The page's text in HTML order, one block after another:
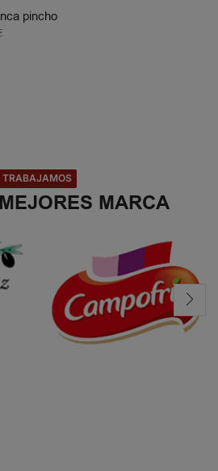
pincho
TRABAJAMOS
MARCA